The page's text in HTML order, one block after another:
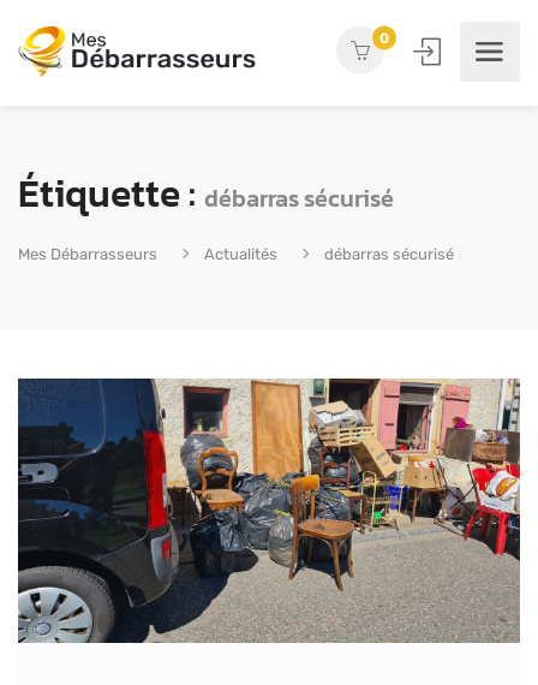
0
Étiquette : débarras sécurisé
Mes Débarrasseurs Actualités débarras sécurisé